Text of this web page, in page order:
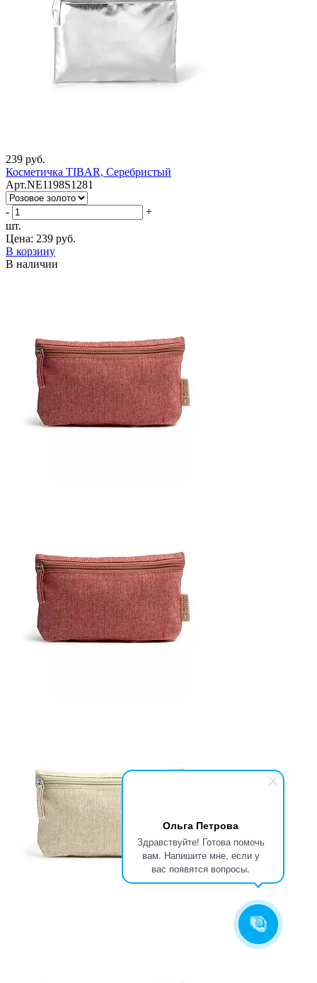
Ольга Петрова
Здравствуйте! Готова помочь
вам. Напишите мне, если у
вас появятся вопросы.
239 руб.
Косметичка TIBAR, Серебристый
Арт.NE1198S1281
-
+
шт.
Цена: 239 руб.
В корзину
В наличии